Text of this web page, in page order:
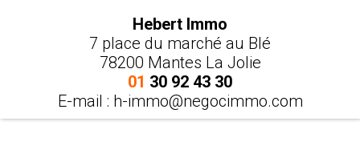
Hebert Immo
7 place du marché au Blé
78200 Mantes La Jolie
01 30 92 43 30
E-mail : h-immo@negocimmo.com